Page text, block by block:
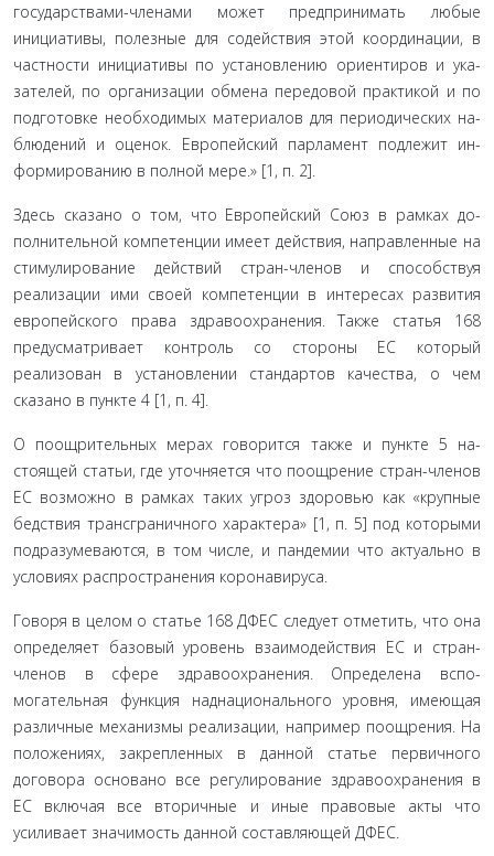
государствами-членами может предпринимать любые
инициативы, полезные для содействия этой координации, в
частности инициативы по установлению ориентиров и ука­
зателей, по организации обмена передовой практикой и по
подготовке необходимых материалов для периодических на­
блюдений и оценок. Европейский парламент подлежит ин­
формированию в полной мере.» [1, п. 2].
Здесь сказано о том, что Европейский Союз в рамках до­
полнительной компетенции имеет действия, направленные на
стимулирование действий стран-членов и способствуя
реализации ими своей компетенции в интересах развития
европейского права здравоохранения. Также статья 168
пред­усматривает контроль со стороны ЕС который
реализован в установлении стандартов качества, о чем
сказано в пункте 4 [1, п. 4].
О поощрительных мерах говорится также и пункте 5 на­
стоящей статьи, где уточняется что поощрение стран-членов
ЕС возможно в рамках таких угроз здоровью как «крупные
бедствия трансграничного характера» [1, п. 5] под которыми
подразумеваются, в том числе, и пандемии что актуально в
условиях распространения коронавируса.
Говоря в целом о статье 168 ДФЕС следует отметить, что она
определяет базовый уровень взаимодействия ЕС и стран-
членов в сфере здравоохранения. Определена вспо­
могательная функция наднационального уровня, имеющая
различные механизмы реализации, например поощрения. На
положениях, закрепленных в данной статье первичного
договора основано все регулирование здравоохранения в
ЕС включая все вторичные и иные правовые акты что
усиливает значимость данной составляющей ДФЕС.